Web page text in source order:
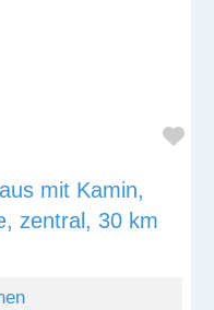
mit Kamin,
zentral, 30 km